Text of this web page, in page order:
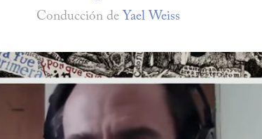
Conducción de Yael Weiss